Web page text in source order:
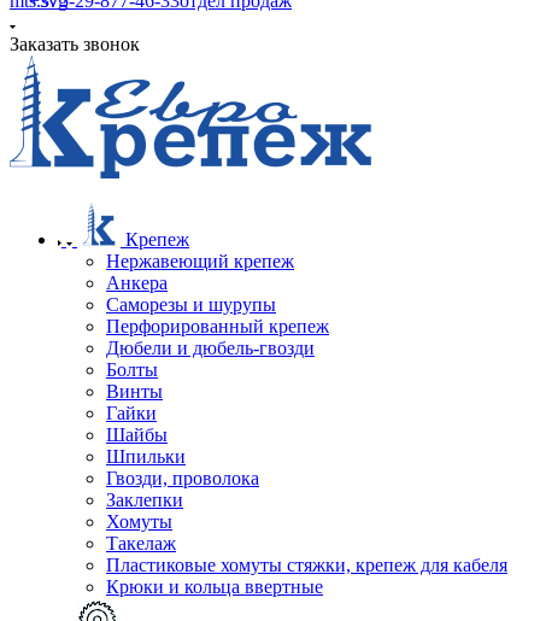
Заказать звонок
Крепеж
Нержавеющий крепеж
Анкера
Саморезы и шурупы
Перфорированный крепеж
Дюбели и дюбель-гвозди
Болты
Винты
Гайки
Шайбы
Шпильки
Гвозди, проволока
Заклепки
Хомуты
Такелаж
Пластиковые хомуты стяжки, крепеж для кабеля
Крюки и кольца ввертные